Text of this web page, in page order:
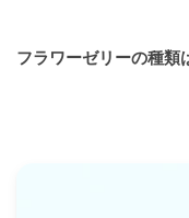
フラワーゼリーの種類